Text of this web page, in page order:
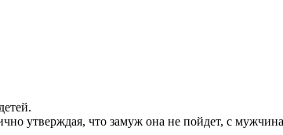
утверждая, что замуж она не пойдет, с